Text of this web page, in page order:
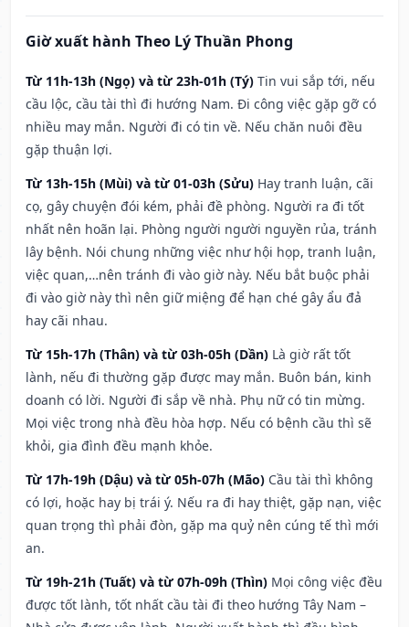
Giờ xuất hành Theo Lý Thuần Phong
Từ 11h-13h (Ngọ) và từ 23h-01h (Tý) Tin vui sắp tới, nếu
cầu lộc, cầu tài thì đi hướng Nam. Đi công việc gặp gỡ có
nhiều may mắn. Người đi có tin về. Nếu chăn nuôi đều
gặp thuận lợi.
Từ 13h-15h (Mùi) và từ 01-03h (Sửu) Hay tranh luận, cãi
cọ, gây chuyện đói kém, phải đề phòng. Người ra đi tốt
nhất nên hoãn lại. Phòng người người nguyền rủa, tránh
lây bệnh. Nói chung những việc như hội họp, tranh luận,
việc quan,…nên tránh đi vào giờ này. Nếu bắt buộc phải
đi vào giờ này thì nên giữ miệng để hạn ché gây ẩu đả
hay cãi nhau.
Từ 15h-17h (Thân) và từ 03h-05h (Dần) Là giờ rất tốt
lành, nếu đi thường gặp được may mắn. Buôn bán, kinh
doanh có lời. Người đi sắp về nhà. Phụ nữ có tin mừng.
Mọi việc trong nhà đều hòa hợp. Nếu có bệnh cầu thì sẽ
khỏi, gia đình đều mạnh khỏe.
Từ 17h-19h (Dậu) và từ 05h-07h (Mão) Cầu tài thì không
có lợi, hoặc hay bị trái ý. Nếu ra đi hay thiệt, gặp nạn, việc
quan trọng thì phải đòn, gặp ma quỷ nên cúng tế thì mới
an.
Từ 19h-21h (Tuất) và từ 07h-09h (Thìn) Mọi công việc đều
được tốt lành, tốt nhất cầu tài đi theo hướng Tây Nam –